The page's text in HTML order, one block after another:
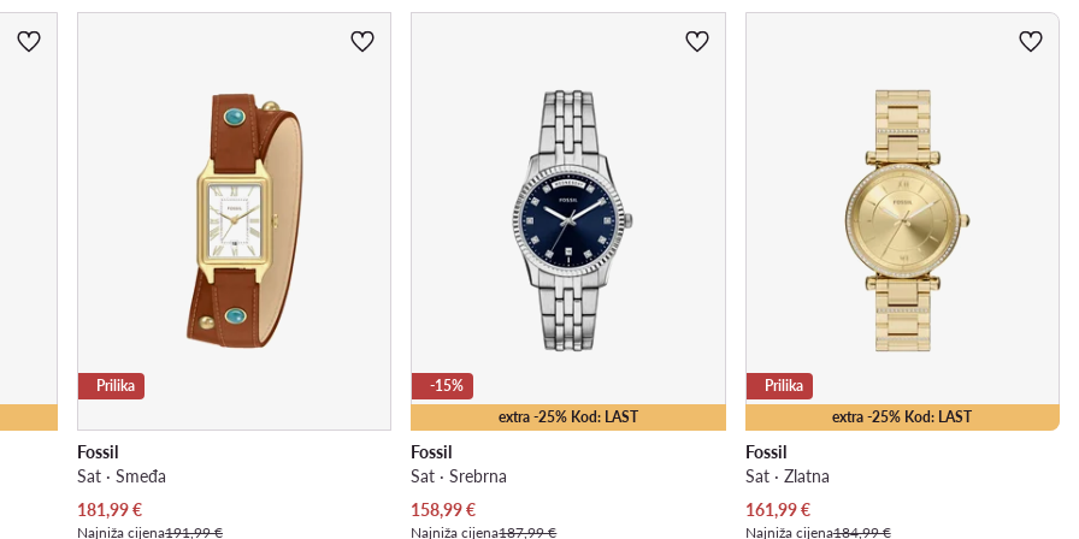
Prilika
Fossil
Sat · Smeđa
Trenutna cijena
181,99€
Najniža cijena191,99 €
extra -25% Kod: LAST
-15%
Fossil
Sat · Srebrna
Trenutna cijena
158,99€
Najniža cijena187,99 €
extra -25% Kod: LAST
Prilika
Fossil
Sat · Zlatna
Trenutna cijena
161,99€
Najniža cijena184,99 €